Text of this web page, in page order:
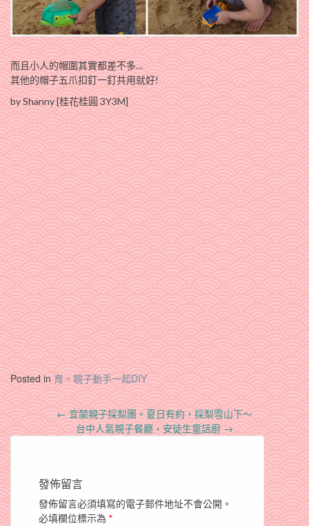
而且小人的帽圍其實都差不多…
其他的帽子五爪扣釘一釘共用就好!
by Shanny [桂花桂圓 3Y3M]
Posted in育。親子動手一起DIY
Post
navigation
←宜蘭親子採梨團。夏日有約，採梨雪山下～
台中人氣親子餐廳‧安徒生童話廚→
發佈留言
發佈留言必須填寫的電子郵件地址不會公開。
必填欄位標示為 *